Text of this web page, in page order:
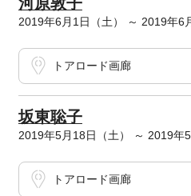
2019年6月1日（土） ～ 2019年6
トアロード画廊
坂東聡子
2019年5月18日（土） ～ 2019年5
トアロード画廊